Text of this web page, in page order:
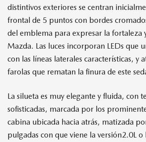
distintivos exteriores se centran
frontal de 5 puntos con bordes
del emblema para expresar la fortaleza
Mazda. Las luces incorporan LEDs que
con las líneas laterales características, y
farolas que rematan la finura de este
La silueta es muy elegante y fluida, con
sofisticadas, marcada por los
cabina ubicada hacia atrás, matizada
pulgadas con que viene la versión2.0L o